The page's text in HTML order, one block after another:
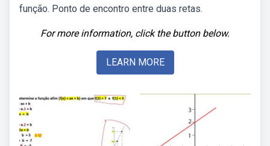
função. Ponto de encontro entre duas retas.
For more information, click the button below.
LEARN MORE